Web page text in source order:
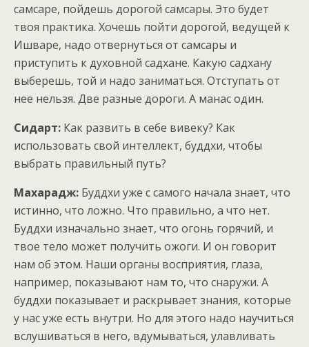
самсаре, пойдешь дорогой самсары. Это будет
твоя практика. Хочешь пойти дорогой, ведущей к
Ишваре, надо отвернуться от самсары и
приступить к духовной садхане. Какую садхану
выберешь, той и надо заниматься. Отступать от
нее нельзя. Две разные дороги. А манас один.
Сидарт: Как развить в себе вивеку? Как
использовать свой интеллект, буддхи, чтобы
выбрать правильный путь?
Махарадж: Буддхи уже с самого начала знает, что
истинно, что ложно. Что правильно, а что нет.
Буддхи изначально знает, что огонь горячий, и
твое тело может получить ожоги. И он говорит
нам об этом. Наши органы восприятия, глаза,
например, показывают нам то, что снаружи. А
буддхи показывает и раскрывает знания, которые
у нас уже есть внутри. Но для этого надо научиться
вслушиваться в него, вдумываться, улавливать